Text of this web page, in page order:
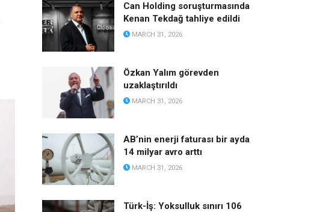
Can Holding soruşturmasında
Kenan Tekdağ tahliye edildi
MARCH 31, 2026
Özkan Yalım görevden
uzaklaştırıldı
MARCH 31, 2026
AB’nin enerji faturası bir ayda
14 milyar avro arttı
MARCH 31, 2026
Türk-İş: Yoksulluk sınırı 106